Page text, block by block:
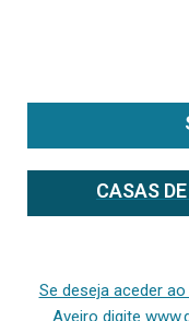
CASAS
Se deseja aceder
Aveiro digite